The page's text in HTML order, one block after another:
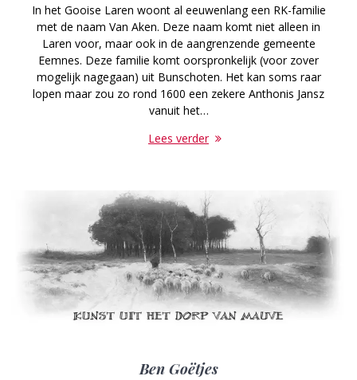
In het Gooise Laren woont al eeuwenlang een RK-familie
met de naam Van Aken. Deze naam komt niet alleen in
Laren voor, maar ook in de aangrenzende gemeente
Eemnes. Deze familie komt oorspronkelijk (voor zover
mogelijk nagegaan) uit Bunschoten. Het kan soms raar
lopen maar zou zo rond 1600 een zekere Anthonis Jansz
vanuit het…
Lees verder
Ben Goëtjes